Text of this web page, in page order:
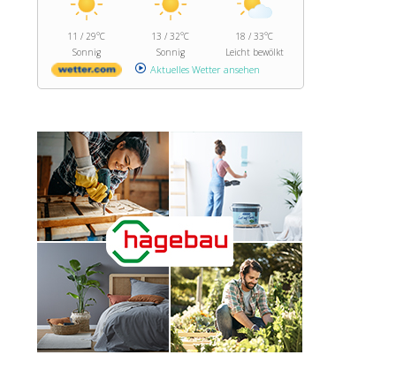
11 / 29°C
Sonnig
13 / 32°C
Sonnig
18 / 33°C
Leicht bewölkt
Aktuelles Wetter ansehen